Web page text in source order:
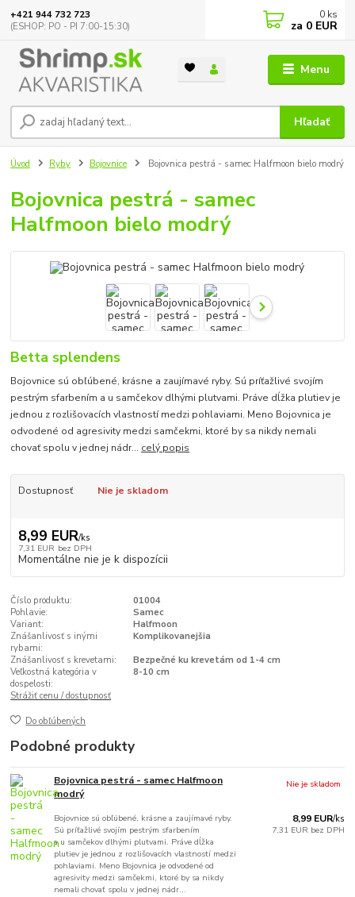
Menu
Hľadať
+421 944 732 723
(ESHOP: PO - PI 7:00-15:30)
0 ks
za 0 EUR
Úvod Ryby Bojovnice Bojovnica pestrá - samec Halfmoon bielo modrý
Bojovnica pestrá - samec
Halfmoon bielo modrý
Betta splendens
Bojovnice sú obľúbené, krásne a zaujímavé ryby. Sú príťažlivé svojím
pestrým sfarbením a u samčekov dlhými plutvami. Práve dĺžka plutiev je
jednou z rozlišovacích vlastností medzi pohlaviami. Meno Bojovnica je
odvodené od agresivity medzi samčekmi, ktoré by sa nikdy nemali
chovať spolu v jednej nádr... celý popis
Dostupnosť Nie je skladom
8,99 EUR/ks
7,31 EUR bez DPH
Momentálne nie je k dispozícii
Číslo produktu:
01004
Pohlavie:
Samec
Variant:
Halfmoon
Znášanlivosť s inými
rybami:
Komplikovanejšia
Znášanlivosť s krevetami:
Bezpečné ku krevetám od 1-4 cm
Veľkostná kategória v
dospelosti:
8-10 cm
Strážiť cenu / dostupnosť
Do obľúbených
Podobné produkty
Bojovnica pestrá - samec Halfmoon
modrý
Bojovnice sú obľúbené, krásne a zaujímavé ryby.
Sú príťažlivé svojím pestrým sfarbením
a u samčekov dlhými plutvami. Práve dĺžka
plutiev je jednou z rozlišovacích vlastností medzi
pohlaviami. Meno Bojovnica je odvodené od
agresivity medzi samčekmi, ktoré by sa nikdy
nemali chovať spolu v jednej nádr...
8,99 EUR/ks
7,31 EUR bez DPH
Nie je skladom